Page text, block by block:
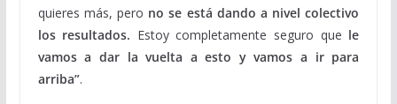
quieres más, pero no se está dando a nivel colectivo
los resultados. Estoy completamente seguro que le
vamos a dar la vuelta a esto y vamos a ir para
arriba”.